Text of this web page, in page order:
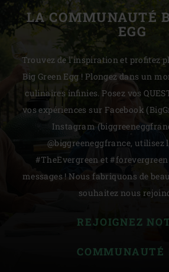
LA COMMUNAUTÉ
EGG
Trouvez de l'inspiration et profitez
Big Green Egg ! Plongez dans un
culinaires infinies. Posez vos
vos expériences sur Facebook
Instagram
@biggreeneggfrance, utilisez
#TheEvergreen et
messages ! Nous fabriquons de
souhaitez nous
REJOIGNEZ
COMMUNAUTÉ